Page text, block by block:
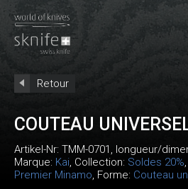
Retour
COUTEAU
Artikel-Nr: TMM-0701 , longueur/
Marque: Kai, Collection: Soldes 20%,
Premier Minamo, Forme: Couteau